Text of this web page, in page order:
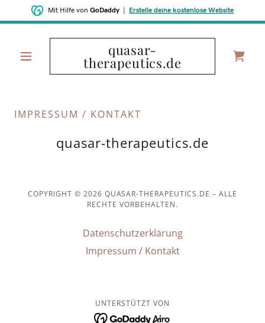
Mit Hilfe von GoDaddy Erstelle deine kostenlose Website
quasar-
therapeutics.de
IMPRESSUM / KONTAKT
quasar-therapeutics.de
COPYRIGHT © 2026 QUASAR-THERAPEUTICS.DE – ALLE
RECHTE VORBEHALTEN.
Datenschutzerklärung
Impressum / Kontakt
UNTERSTÜTZT VON